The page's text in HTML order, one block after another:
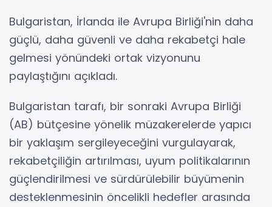
Bulgaristan, İrlanda ile Avrupa Birliği'nin daha
güçlü, daha güvenli ve daha rekabetçi hale
gelmesi yönündeki ortak vizyonunu
paylaştığını açıkladı.
Bulgaristan tarafı, bir sonraki Avrupa Birliği
(AB) bütçesine yönelik müzakerelerde yapıcı
bir yaklaşım sergileyeceğini vurgulayarak,
rekabetçiliğin artırılması, uyum politikalarının
güçlendirilmesi ve sürdürülebilir büyümenin
desteklenmesinin öncelikli hedefler arasında